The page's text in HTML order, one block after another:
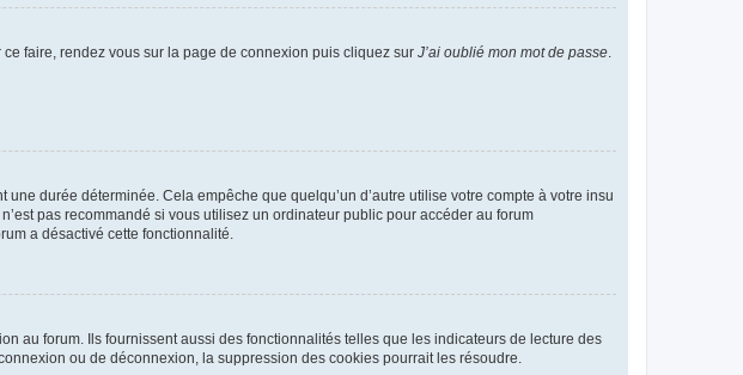
faire, rendez vous sur la page de connexion puis cliquez sur J’ai oublié mon mot de passe.
durée déterminée. Cela empêche que quelqu’un d’autre utilise votre compte à votre insu
pas recommandé si vous utilisez un ordinateur public pour accéder au forum
a désactivé cette fonctionnalité.
au forum. Ils fournissent aussi des fonctionnalités telles que les indicateurs de lecture des
ou de déconnexion, la suppression des cookies pourrait les résoudre.